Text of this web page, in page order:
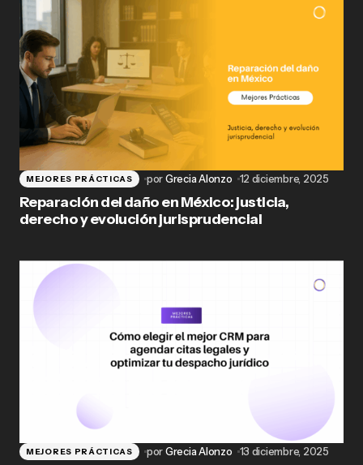
MEJORES PRÁCTICAS porGrecia Alonzo 12 diciembre, 2025
Reparación del daño en México: justicia,
derecho y evolución jurisprudencial
MEJORES PRÁCTICAS porGrecia Alonzo 13 diciembre, 2025